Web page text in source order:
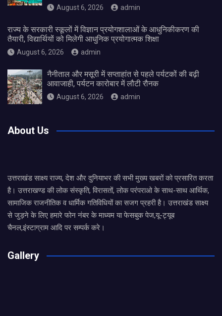
August 6, 2026 admin
राज्य के सरकारी स्कूलों में विज्ञान प्रयोगशालाओं के आधुनिकीकरण की
तैयारी, विद्यार्थियों को मिलेगी आधुनिक प्रयोगात्मक शिक्षा
August 6, 2026 admin
नैनीताल और मसूरी में सप्ताहांत से पहले पर्यटकों की बढ़ी
आवाजाही, पर्यटन कारोबार में लौटी रौनक
August 6, 2026 admin
About Us
उत्तराखंड साक्ष्य राज्य, देश और दुनियाभर की सभी मुख्य खबरों को प्रसारित करता
है। उत्तराखण्ड की लोक संस्कृति, विरासतों, लोक परंपराओ के साथ-साथ आर्थिक,
सामाजिक राजनीतिक व धार्मिक गतिविधियों का सजग प्रहरी है। उत्तराखंड साक्ष्य
से जुड़ने के लिए हमारे फोन नंबर के माध्यम या फेसबुक पेज,यू-ट्यूब
चैनल,इंस्टाग्राम आदि पर सम्पर्क करे।
Gallery